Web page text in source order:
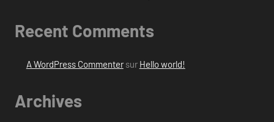
Recent Comments
A WordPress Commentersur Hello world!
Archives